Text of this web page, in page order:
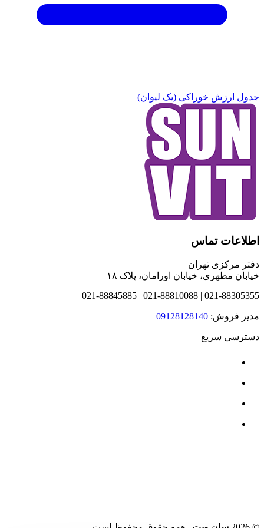
جدول ارزش خوراکی (یک لیوان)
اطلاعات تماس
دفتر مرکزی تهران
خیابان مطهری، خیابان اورامان، پلاک ۱۸
021-88305355 | 021-88810088 | 021-88845885
مدیر فروش: 09128128140
دسترسی سریع